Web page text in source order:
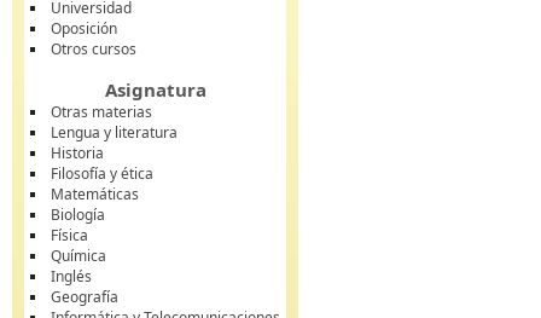
Universidad
Oposición
Otros cursos
Asignatura
Otras materias
Lengua y literatura
Historia
Filosofía y ética
Matemáticas
Biología
Física
Química
Inglés
Geografía